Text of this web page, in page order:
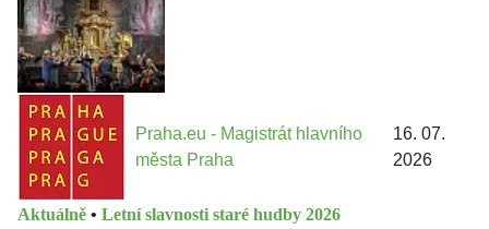
Praha.eu - Magistrát hlavního
města Praha
16. 07.
2026
Aktuálně • Letní slavnosti staré hudby 2026